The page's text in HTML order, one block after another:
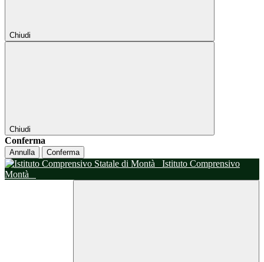
Chiudi
Chiudi
Conferma
Annulla Conferma
Istituto Comprensivo
Montà